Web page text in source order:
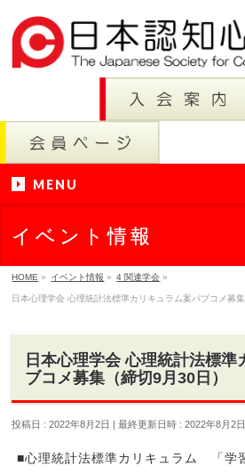
MENU
イベント情報
HOME » イベント情報 » 4 関連学会 »
日本心理学会 心理統計法標準カリキュラム案パブコメ募
日本心理学会 心理統計法標準
ブコメ募集（締切9月30日）
投稿日 : 2022年8月2日 最終更新日時 : 2022年8月2日
■心理統計法標準カリキュラム 「学